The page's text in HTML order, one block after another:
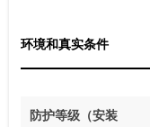
环境和真实条件
防护等级（安装